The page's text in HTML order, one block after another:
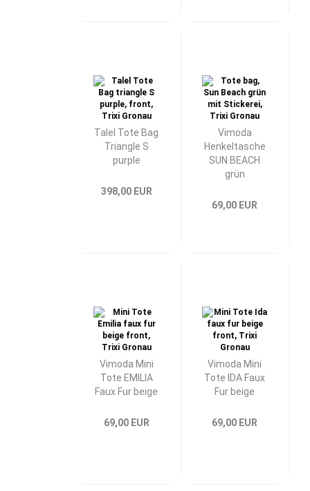
Talel Tote Bag
Triangle S
purple
398,00 EUR
Vimoda
Henkeltasche
SUN BEACH
grün
69,00 EUR
Vimoda Mini
Tote EMILIA
Faux Fur beige
69,00 EUR
Vimoda Mini
Tote IDA Faux
Fur beige
69,00 EUR